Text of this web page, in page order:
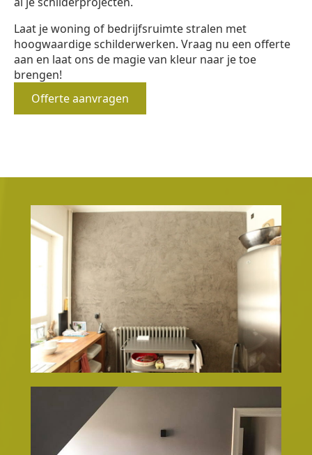
Laat je woning of bedrijfsruimte stralen met
hoogwaardige schilderwerken. Vraag nu een offerte
aan en laat ons de magie van kleur naar je toe
brengen!
Offerte aanvragen